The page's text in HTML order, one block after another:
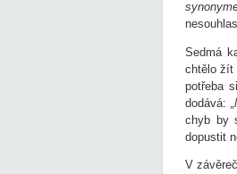
Sedmá
chtělo žít
potřeba
dodává:
chyb by
dopustit
V